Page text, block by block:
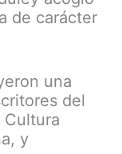
de carácter
una
del
Cultura
y